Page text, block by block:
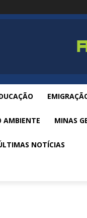
AMBIENTE MINAS
NOTÍCIAS